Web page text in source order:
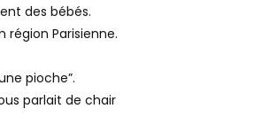
des bébés.
région Parisienne.
pioche”.
parlait de chair